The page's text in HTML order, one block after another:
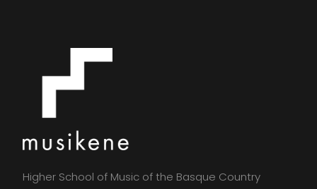
Higher School of Music of the Basque Country